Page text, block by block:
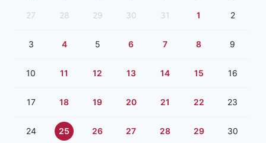
27 28 29 30 31 1 2
3 4 5 6 7 8 9
10 11 12 13 14 15 16
17 18 19 20 21 22 23
24 25 26 27 28 29 30